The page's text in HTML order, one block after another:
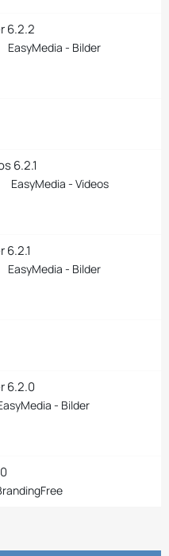
6.2.2
EasyMedia - Bilder
6.2.1
EasyMedia - Videos
6.2.1
EasyMedia - Bilder
6.2.0
- Bilder